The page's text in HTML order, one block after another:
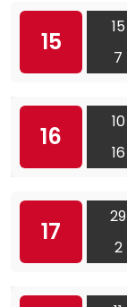
15
15
7
16
10
16
17
29
2